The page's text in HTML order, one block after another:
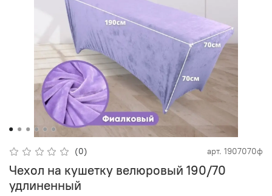
(0) арт. 1907070ф
Чехол на кушетку велюровый 190/70
удлиненный